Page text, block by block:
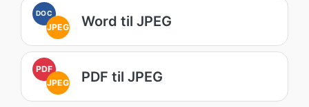
DOC
JPEG Word til JPEG
PDF
JPEG
PDF til JPEG